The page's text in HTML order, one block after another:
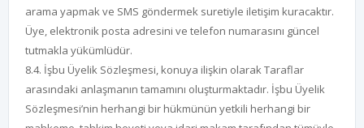
arama yapmak ve SMS göndermek suretiyle iletişim kuracaktır.
Üye, elektronik posta adresini ve telefon numarasını güncel
tutmakla yükümlüdür.
8.4. İşbu Üyelik Sözleşmesi, konuya ilişkin olarak Taraflar
arasındaki anlaşmanın tamamını oluşturmaktadır. İşbu Üyelik
Sözleşmesi’nin herhangi bir hükmünün yetkili herhangi bir